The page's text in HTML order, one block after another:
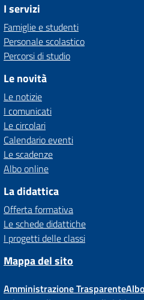
I servizi
Famiglie e studenti
Personale scolastico
Percorsi di studio
Le novità
Le notizie
I comunicati
Le circolari
Calendario eventi
Le scadenze
Albo online
La didattica
Offerta formativa
Le schede didattiche
I progetti delle classi
Mappa del sito
Amministrazione Trasparente